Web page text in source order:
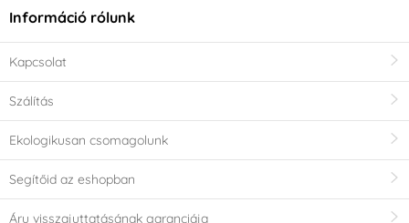
Információ rólunk
Kapcsolat
Szálítás
Ekologikusan csomagolunk
Segítőid az eshopban
Áru visszajuttatásának garanciája